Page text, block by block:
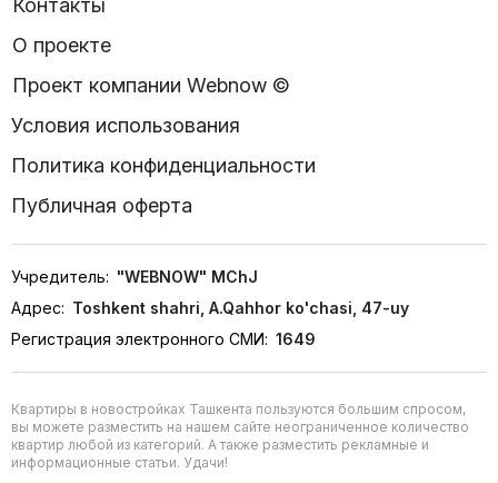
Контакты
О проекте
Проект компании Webnow ©
Условия использования
Политика конфиденциальности
Публичная оферта
Учредитель: "WEBNOW" MChJ
Адрес: Toshkent shahri, A.Qahhor ko'chasi, 47-uy
Регистрация электронного СМИ: 1649
Квартиры в новостройках Ташкента пользуются большим спросом,
вы можете разместить на нашем сайте неограниченное количество
квартир любой из категорий. А также разместить рекламные и
информационные статьи. Удачи!